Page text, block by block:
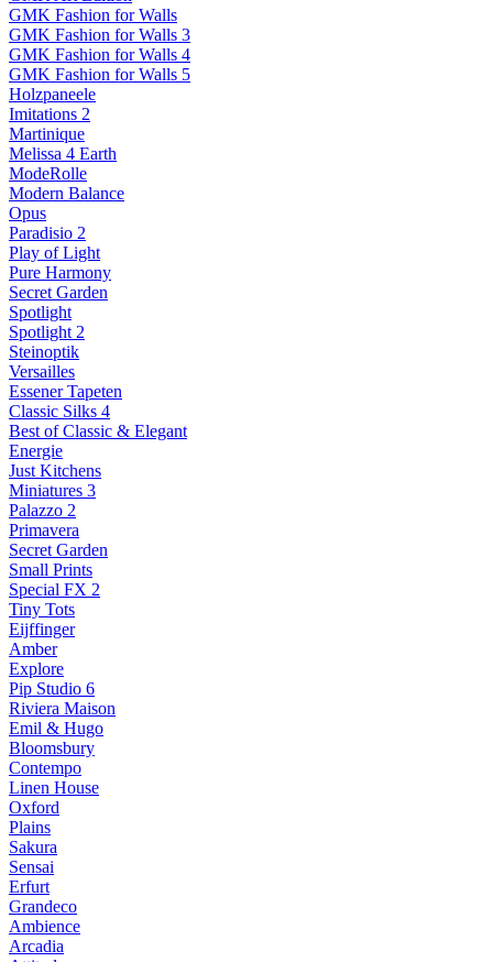
GMK Fashion for Walls
GMK Fashion for Walls 3
GMK Fashion for Walls 4
GMK Fashion for Walls 5
Holzpaneele
Imitations 2
Martinique
Melissa 4 Earth
ModeRolle
Modern Balance
Opus
Paradisio 2
Play of Light
Pure Harmony
Secret Garden
Spotlight
Spotlight 2
Steinoptik
Versailles
Essener Tapeten
Classic Silks 4
Best of Classic & Elegant
Energie
Just Kitchens
Miniatures 3
Palazzo 2
Primavera
Secret Garden
Small Prints
Special FX 2
Tiny Tots
Eijffinger
Amber
Explore
Pip Studio 6
Riviera Maison
Emil & Hugo
Bloomsbury
Contempo
Linen House
Oxford
Plains
Sakura
Sensai
Erfurt
Grandeco
Ambience
Arcadia